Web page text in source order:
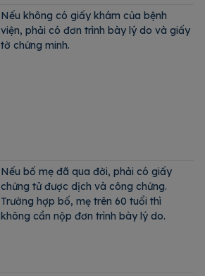
Nếu không có giấy khám của bệnh
viện, phải có đơn trình bày lý do và giấy
tờ chứng minh.
Nếu bố mẹ đã qua đời, phải có giấy
chứng tử được dịch và công chứng.
Trường hợp bố, mẹ trên 60 tuổi thì
không cần nộp đơn trình bày lý do.